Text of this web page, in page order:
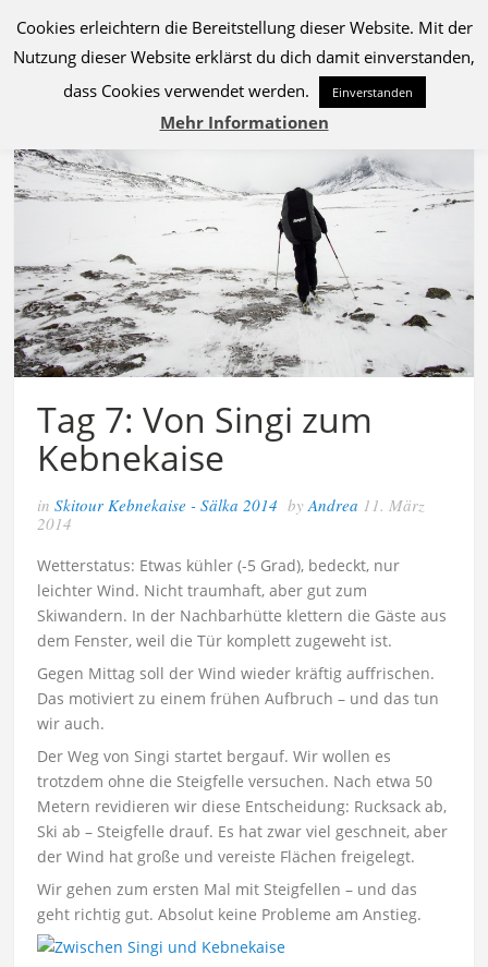
MENU
Tag 7: Von Singi zum
Kebnekaise
inSkitour Kebnekaise - Sälka 2014 byAndrea 11. März
2014
Wetterstatus: Etwas kühler (-5 Grad), bedeckt, nur
leichter Wind. Nicht traumhaft, aber gut zum
Skiwandern. In der Nachbarhütte klettern die Gäste aus
dem Fenster, weil die Tür komplett zugeweht ist.
Gegen Mittag soll der Wind wieder kräftig auffrischen.
Das motiviert zu einem frühen Aufbruch – und das tun
wir auch.
Der Weg von Singi startet bergauf. Wir wollen es
trotzdem ohne die Steigfelle versuchen. Nach etwa 50
Metern revidieren wir diese Entscheidung: Rucksack ab,
Ski ab – Steigfelle drauf. Es hat zwar viel geschneit, aber
der Wind hat große und vereiste Flächen freigelegt.
Wir gehen zum ersten Mal mit Steigfellen – und das
geht richtig gut. Absolut keine Probleme am Anstieg.
Cookies erleichtern die Bereitstellung dieser Website. Mit der
Nutzung dieser Website erklärst du dich damit einverstanden,
dass Cookies verwendet werden.
Einverstanden
Mehr Informationen